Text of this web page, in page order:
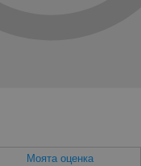
Моята оценка